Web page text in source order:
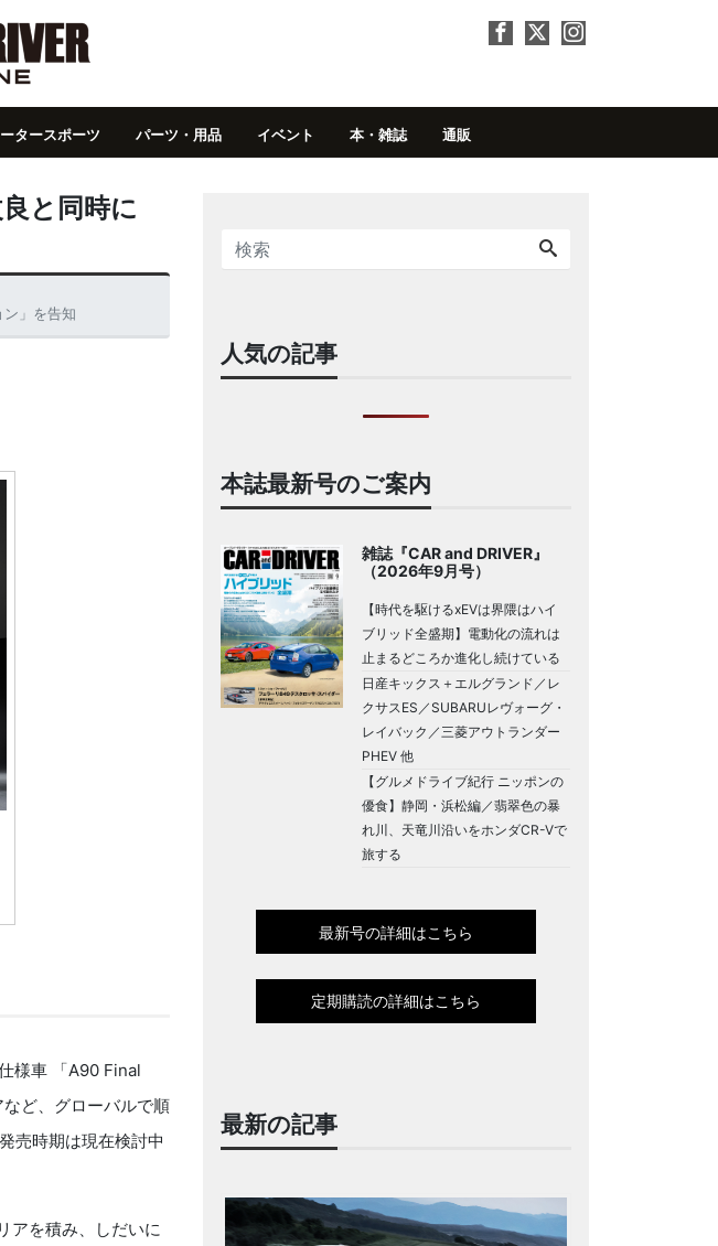
タースポーツ パーツ・用品 イベント 本・雑誌 通販
と同時に
」を告知
様車 「A90 Final
ど、グローバルで順
売時期は現在検討中
アを積み、しだいに
人気の記事
本誌最新号のご案内
雑誌『CAR and DRIVER』
（2026年9月号）
【時代を駆けるxEVは界隈はハイ
ブリッド全盛期】電動化の流れは
止まるどころか進化し続けている
日産キックス＋エルグランド／レ
クサスES／SUBARUレヴォーグ・
レイバック／三菱アウトランダー
PHEV 他
【グルメドライブ紀行 ニッポンの
優食】静岡・浜松編／翡翠色の暴
れ川、天竜川沿いをホンダCR-Vで
旅する
最新号の詳細はこちら
定期購読の詳細はこちら
最新の記事